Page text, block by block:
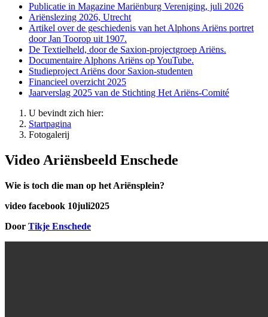
Publicatie in Magazine Mariënburg Vereniging, juli 2026
Ariënslezing 2026, Utrecht
Artikel over de geschiedenis van het Alphons Ariëns portret
door Jan Toorop uit 1907.
De Textielheld, door de Saxion-projectgroep Ariëns.
Documentaire Alphons Ariëns op YouTube.
Studieproject Ariëns door Saxion-studenten
Financieel overzicht 2025
Jaarverslag 2025 van de Stichting Het Ariëns-Comité
U bevindt zich hier:
Startpagina
Fotogalerij
Video Ariënsbeeld Enschede
Wie is toch die man op het Ariënsplein?
video facebook 10juli2025
Door Tikje Enschede